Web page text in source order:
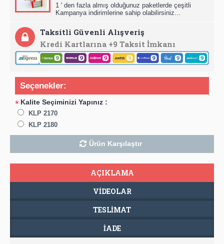
1 ' den fazla almış olduğunuz paketlerde çeşitli
Kampanya indirimlerine sahip olabilirsiniz...
Taksitli Güvenli Alışveriş
Kredi Kartlarına +9 Taksit İmkanı
Seçenekler:
* Kalite Seçiminizi Yapınız :
KLP 2170
KLP 2180
Ürün Karşılaştır
AÇIKLAMA
VIDEOLAR
TESLIMAT
İADE